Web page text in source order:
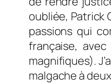
oubliée, Patrick
passions qui
française,
magnifiques).
malgache à